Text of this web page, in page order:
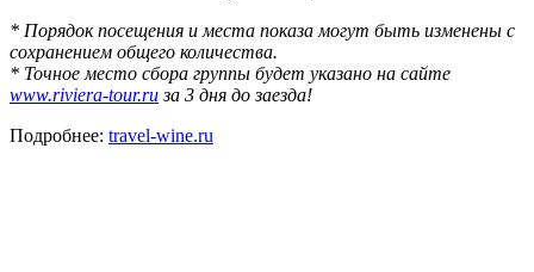
* Порядок посещения и места показа могут быть изменены с
сохранением общего количества.
* Точное место сбора группы будет указано на сайте
www.riviera-tour.ruза 3 дня до заезда!
Подробнее: travel-wine.ru